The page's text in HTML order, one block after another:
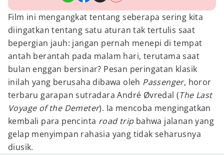
Film ini mengangkat tentang seberapa sering kita
diingatkan tentang satu aturan tak tertulis saat
bepergian jauh: jangan pernah menepi di tempat
antah berantah pada malam hari, terutama saat
bulan enggan bersinar? Pesan peringatan klasik
inilah yang berusaha dibawa oleh Passenger, horor
terbaru garapan sutradara André Øvredal (The Last
Voyage of the Demeter). Ia mencoba mengingatkan
kembali para pencinta road tripbahwa jalanan yang
gelap menyimpan rahasia yang tidak seharusnya
diusik.